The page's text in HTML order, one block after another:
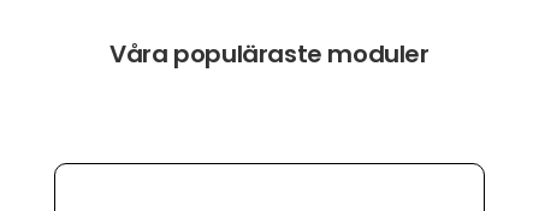
Våra populäraste moduler